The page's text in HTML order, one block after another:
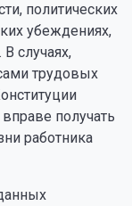
политических
убеждениях,
случаях,
трудовых
получать
работника